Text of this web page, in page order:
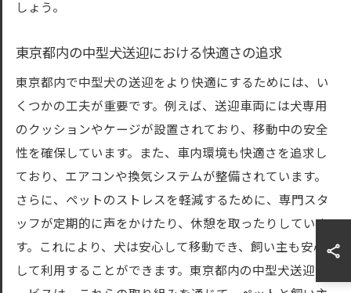
しょう。
東京都内の中型犬送迎における快適さの追求
東京都内で中型犬の送迎をより快適にするためには、い
くつかの工夫が重要です。例えば、送迎車両には犬専用
のクッションやケージが設置されており、移動中の安全
性を確保しています。また、車内環境も快適さを追求し
ており、エアコンや換気システムが整備されています。
さらに、ペットのストレスを軽減するために、専門スタ
ッフが定期的に声をかけたり、休憩を取ったりしていま
す。これにより、犬は安心して移動でき、飼い主も安心
して利用することができます。東京都内の中型犬送迎サ